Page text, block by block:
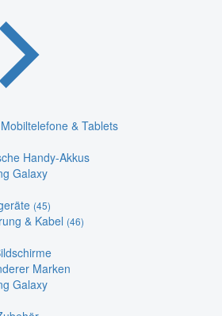
& Tablets
Handy-Akkus
Galaxy
(45)
& Kabel (46)
Marken
Galaxy